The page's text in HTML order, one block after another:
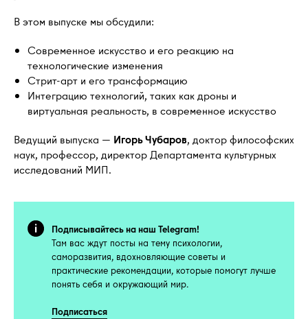
В этом выпуске мы обсудили:
Современное искусство и его реакцию на
технологические изменения
Стрит-арт и его трансформацию
Интеграцию технологий, таких как дроны и
виртуальная реальность, в современное искусство
Ведущий выпуска — Игорь Чубаров, доктор философских
наук, профессор, директор Департамента культурных
исследований МИП.
Подписывайтесь на наш Telegram!
Там вас ждут посты на тему психологии,
саморазвития, вдохновляющие советы и
практические рекомендации, которые помогут лучше
понять себя и окружающий мир.
Подписаться